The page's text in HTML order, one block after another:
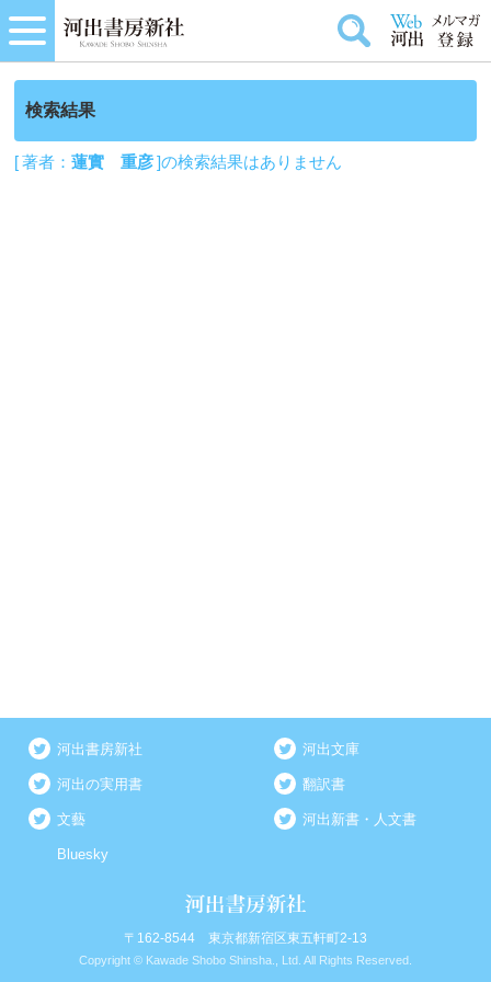
検索結果
[ 著者：蓮實 重彦]の検索結果はありません
河出書房新社 河出文庫
河出の実用書 翻訳書
文藝 河出新書・人文書
Bluesky
〒162-8544 東京都新宿区東五軒町2-13
Copyright © Kawade Shobo Shinsha., Ltd. All Rights Reserved.